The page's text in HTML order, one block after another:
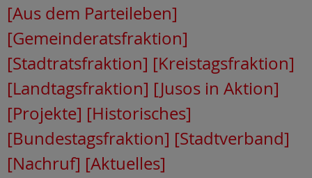
[Aus dem Parteileben]
[Gemeinderatsfraktion]
[Stadtratsfraktion] [Kreistagsfraktion]
[Landtagsfraktion] [Jusos in Aktion]
[Projekte] [Historisches]
[Bundestagsfraktion] [Stadtverband]
[Nachruf] [Aktuelles]